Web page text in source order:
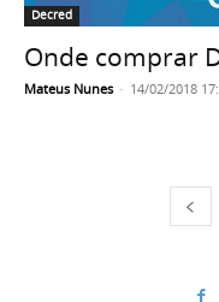
Decred
Onde comprar
Mateus Nunes - 14/02/2018